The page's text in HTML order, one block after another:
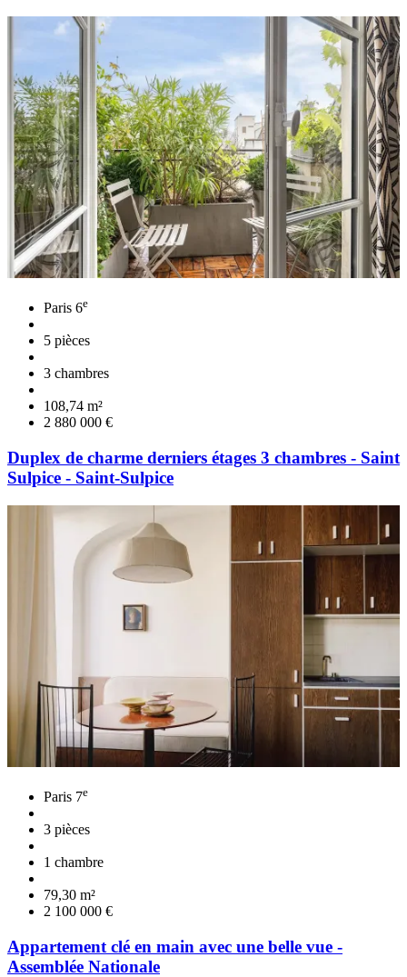
Paris 6e
5 pièces
3 chambres
108,74 m²
2 880 000 €
Duplex de charme derniers étages 3 chambres - Saint
Sulpice - Saint-Sulpice
Paris 7e
3 pièces
1 chambre
79,30 m²
2 100 000 €
Appartement clé en main avec une belle vue -
Assemblée Nationale